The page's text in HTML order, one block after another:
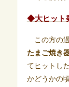
◆大ヒット
この方の
たまご焼き
てヒットし
かどうかの